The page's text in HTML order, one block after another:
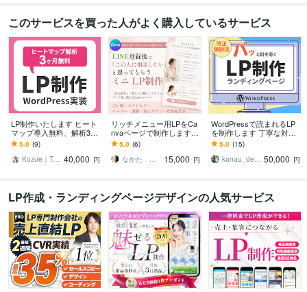
このサービスを買った人がよく購入しているサービス
LP制作いたします ヒート
マップ導入無料、解析3ヶ
月無料です
5.0 (9)
Kozue｜ToaT Design 40,000 円
リッチメニュー用LPをCa
nvaページで制作します LI
NE登録後に人柄・想い・
サービス内容が伝わるミ
ニLP
5.0 (6)
なかた さやか
15,000 円
WordPressで読まれるLP
を制作します 丁寧な対応
で目的達成まで安心して
お任せください！
5.0 (15)
kanau_design 50,000 円
LP作成・ランディングページデザインの人気サービス